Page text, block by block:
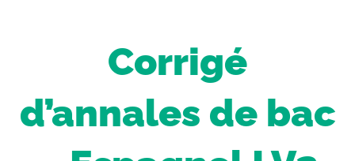
Corrigé
d’annales de bac